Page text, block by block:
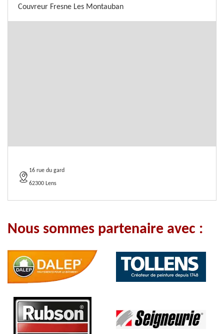
Couvreur Fresne Les Montauban
16 rue du gard
62300 Lens
Nous sommes partenaire avec :